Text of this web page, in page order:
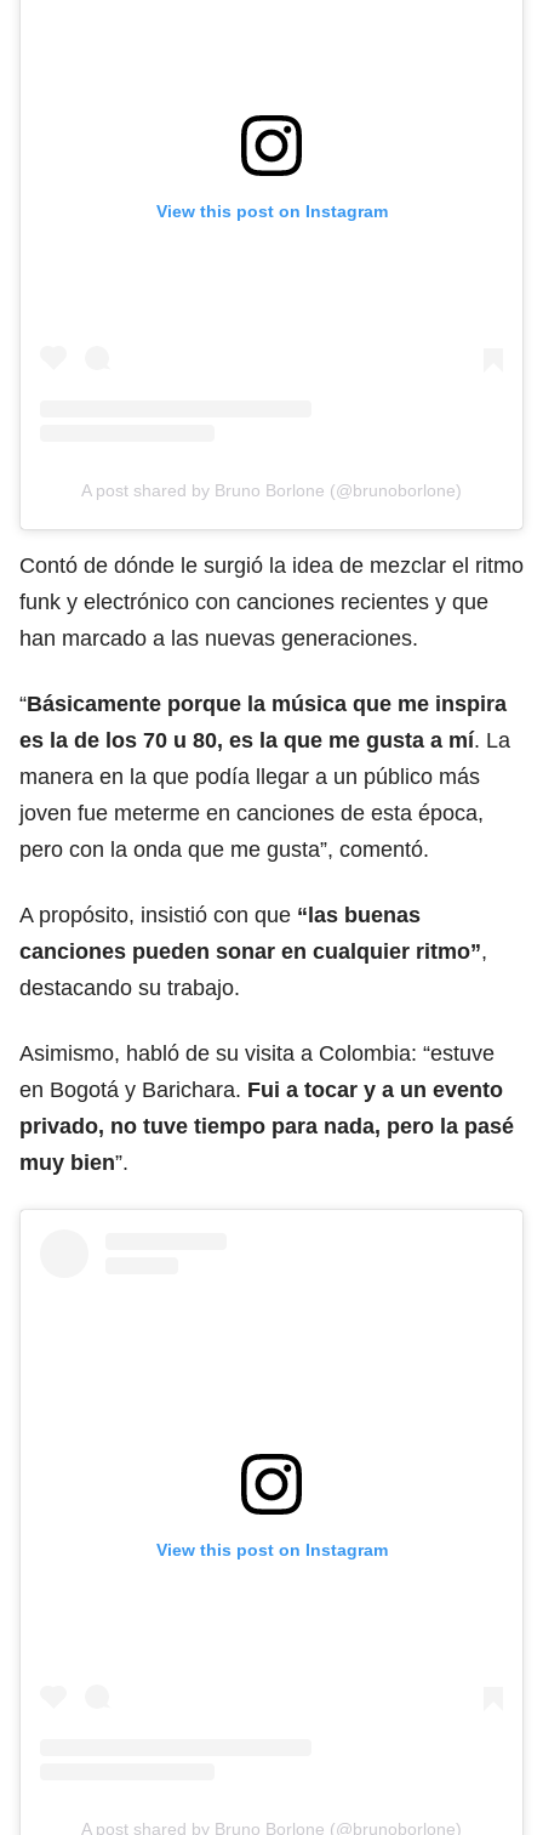
View this post on Instagram
A post shared by Bruno Borlone (@brunoborlone)
Contó de dónde le surgió la idea de mezclar el ritmo
funk y electrónico con canciones recientes y que
han marcado a las nuevas generaciones.
“Básicamente porque la música que me inspira
es la de los 70 u 80, es la que me gusta a mí. La
manera en la que podía llegar a un público más
joven fue meterme en canciones de esta época,
pero con la onda que me gusta”, comentó.
A propósito, insistió con que “las buenas
canciones pueden sonar en cualquier ritmo”,
destacando su trabajo.
Asimismo, habló de su visita a Colombia: “estuve
en Bogotá y Barichara. Fui a tocar y a un evento
privado, no tuve tiempo para nada, pero la pasé
muy bien”.
View this post on Instagram
A post shared by Bruno Borlone (@brunoborlone)